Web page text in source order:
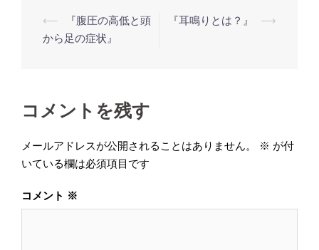
投
稿
ゲ
シ
ョ
ン
⟵
『腹圧の高低と頭
から足の症状』
『耳鳴りとは？』 ⟶
コメントを残す
メールアドレスが公開されることはありません。 ※ が付
いている欄は必須項目です
コメント ※